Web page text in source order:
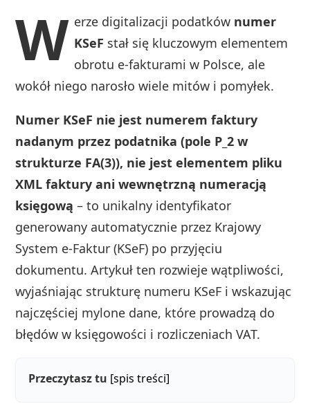
W erze digitalizacji podatków numer
KSeF stał się kluczowym elementem
obrotu e-fakturami w Polsce, ale
wokół niego narosło wiele mitów i pomyłek.
Numer KSeF nie jest numerem faktury
nadanym przez podatnika (pole P_2 w
strukturze FA(3)), nie jest elementem pliku
XML faktury ani wewnętrzną numeracją
księgową – to unikalny identyfikator
generowany automatycznie przez Krajowy
System e-Faktur (KSeF) po przyjęciu
dokumentu. Artykuł ten rozwieje wątpliwości,
wyjaśniając strukturę numeru KSeF i wskazując
najczęściej mylone dane, które prowadzą do
błędów w księgowości i rozliczeniach VAT.
Przeczytasz tu [spis treści]